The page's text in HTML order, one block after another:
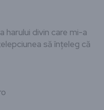
harului divin care mi-a
să înțeleg că